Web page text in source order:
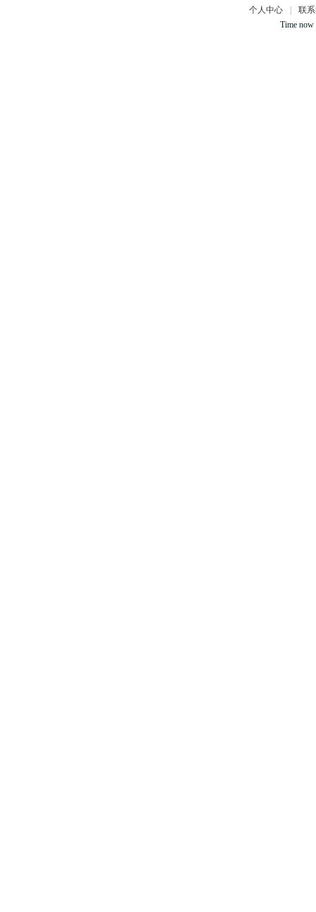
个人中心 |
联
Time now